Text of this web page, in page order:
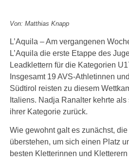
Von: Matthias Knapp
L’Aquila – Am vergangenen
L’Aquila die erste Etappe des
Leadklettern für die Kategorien
Insgesamt 19 AVS-Athletinnen
Südtirol reisten zu diesem
Italiens. Nadja Ranalter kehrte
ihrer Kategorie zurück.
Wie gewohnt galt es zunächst,
überstehen, um sich einen Platz
besten Kletterinnen und